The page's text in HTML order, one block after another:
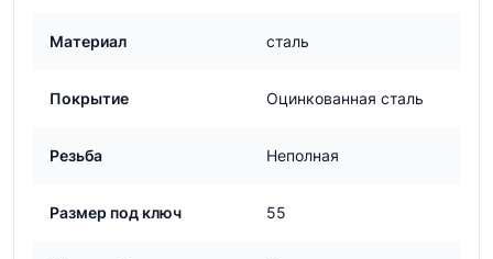
Материал сталь
Покрытие Оцинкованная сталь
Резьба Неполная
Размер под ключ 55